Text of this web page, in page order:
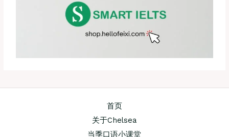
首页
关于Chelsea
当季口语小课堂